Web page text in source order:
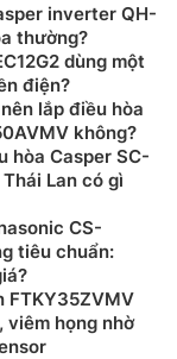
inverter QH-
thường?
dùng một
điện?
lắp điều hòa
không?
hòa Casper SC-
Lan có gì
CS-
tiêu chuẩn:
FTKY35ZVMV
viêm họng nhờ